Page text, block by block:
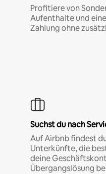
Profitiere von
Aufenthalte und
Zahlung ohne
Suchst du nach
Auf Airbnb findest
Unterkünfte, die
deine
Übergangslösung